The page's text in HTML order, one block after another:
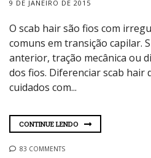
9 DE JANEIRO DE 2015
O scab hair são fios com
comuns em transição capilar.
anterior, tração mecânica ou
dos fios. Diferenciar scab hair
cuidados com...
CONTINUE LENDO
83 COMMENTS